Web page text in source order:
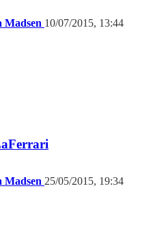
Madsen 10/07/2015, 13:44
Madsen 25/05/2015, 19:34